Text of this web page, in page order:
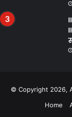
© Copyright 2026,
Home